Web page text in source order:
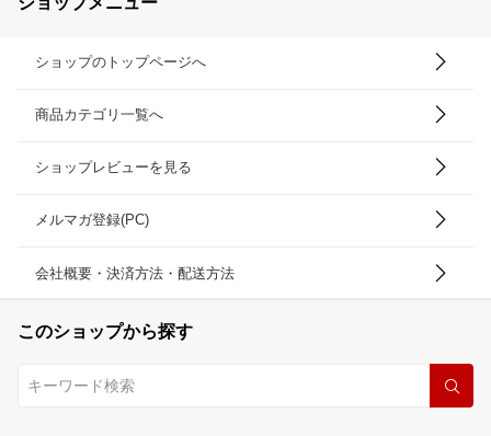
ショップのトップページへ
商品カテゴリ一覧へ
ショップレビューを見る
メルマガ登録(PC)
会社概要・決済方法・配送方法
このショップから探す